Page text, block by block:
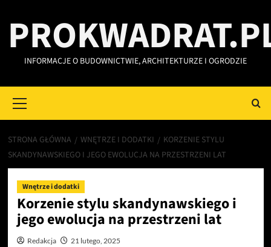
treści
INFORMACJE O BUDOWNICTWIE, ARCHITEKTURZE I OGRODZIE
Menu
STRONA GŁÓWNA WNĘTRZE I DODATKI
KORZENIE STYLU
SKANDYNAWSKIEGO I JEGO EWOLUCJA NA PRZESTRZENI LAT
Wnętrze i dodatki
Korzenie stylu skandynawskiego i
jego ewolucja na przestrzeni lat
Redakcja 21 lutego, 2025